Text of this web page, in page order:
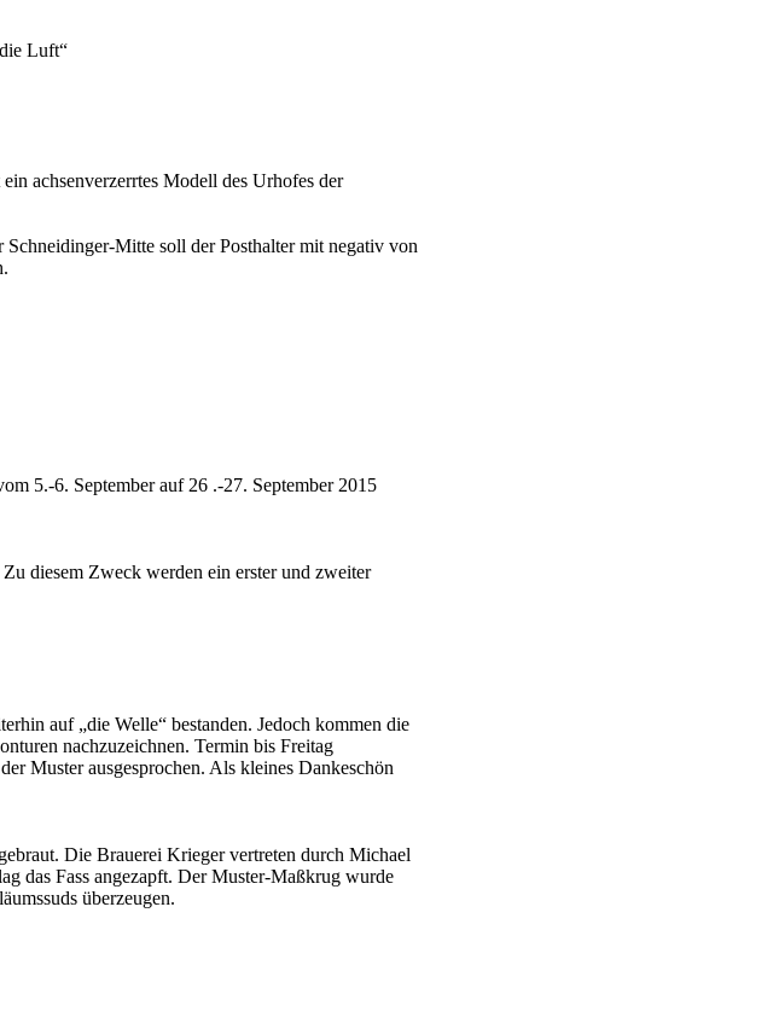
Luft“
achsenverzerrtes Modell des Urhofes der
Schneidinger-Mitte soll der Posthalter mit negativ von
5.-6. September auf 26 .-27. September 2015
diesem Zweck werden ein erster und zweiter
auf „die Welle“ bestanden. Jedoch kommen die
nachzuzeichnen. Termin bis Freitag
Muster ausgesprochen. Als kleines Dankeschön
Die Brauerei Krieger vertreten durch Michael
das Fass angezapft. Der Muster-Maßkrug wurde
überzeugen.